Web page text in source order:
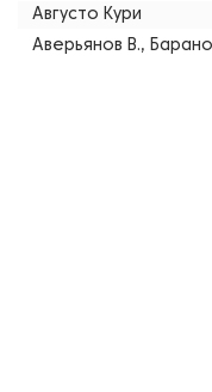
Августо Кури
Аверьянов В.,